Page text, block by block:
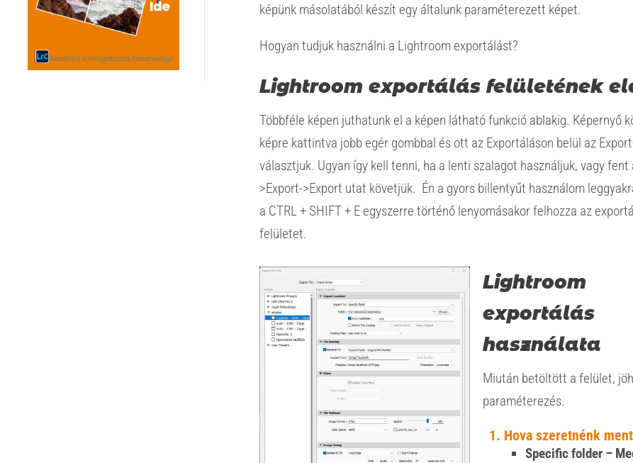
képünk másolatából készít egy általunk paraméterezett képet.
Hogyan tudjuk használni a Lightroom exportálást?
Lightroom exportálás felületének
Többféle képen juthatunk el a képen látható funkció ablakig. Képernyő
képre kattintva jobb egér gombbal és ott az Exportáláson belül az
választjuk. Ugyan így kell tenni, ha a lenti szalagot használjuk, vagy fent
>Export->Export utat követjük. Én a gyors billentyűt használom
a CTRL + SHIFT + E egyszerre történő lenyomásakor felhozza az
felületet.
Lightroom
exportálás
használata
Miután betöltött a felület,
paraméterezés.
Hova szeretnénk
Specific folder –